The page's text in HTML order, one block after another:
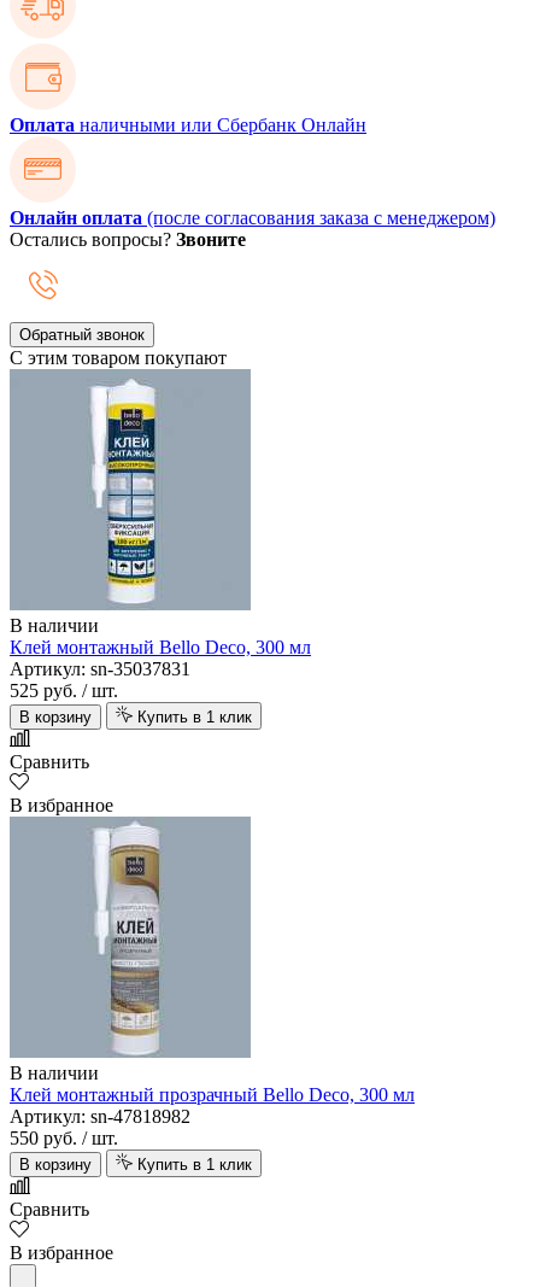
Оплата наличными или Сбербанк Онлайн
Онлайн оплата (после согласования заказа с менеджером)
Остались вопросы? Звоните
Обратный звонок
С этим товаром покупают
В наличии
Клей монтажный Bello Deco, 300 мл
Артикул: sn-35037831
525 руб. / шт.
В корзину Купить в 1 клик
Сравнить
В избранное
В наличии
Клей монтажный прозрачный Bello Deco, 300 мл
Артикул: sn-47818982
550 руб. / шт.
В корзину Купить в 1 клик
Сравнить
В избранное